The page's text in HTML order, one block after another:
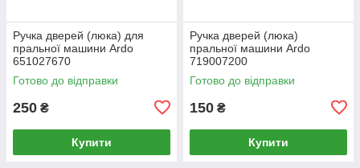
Ручка дверей (люка) для
пральної машини Ardo
651027670
Готово до відправки
250 ₴
Купити
Ручка дверей (люка)
пральної машини Ardo
719007200
Готово до відправки
150 ₴
Купити